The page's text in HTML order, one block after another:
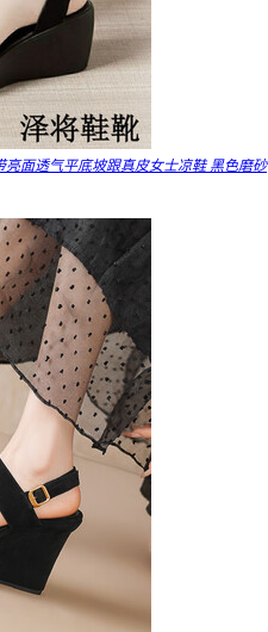
面透气平底坡跟真皮女士凉鞋 黑色磨砂